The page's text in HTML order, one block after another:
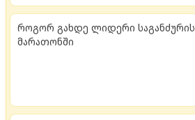
როგორ გახდე ლიდერი საგანძურის
მარათონში